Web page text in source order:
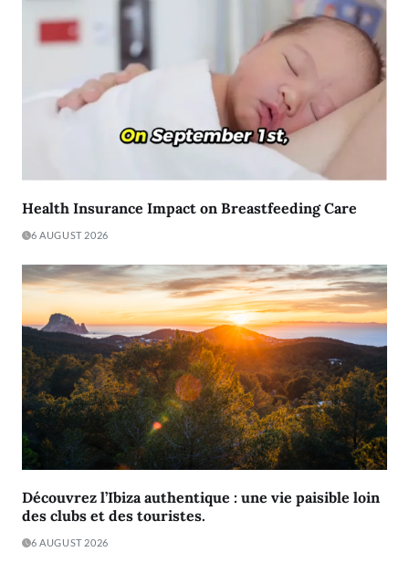
Health Insurance Impact on Breastfeeding Care
6 AUGUST 2026
Découvrez l’Ibiza authentique : une vie paisible loin
des clubs et des touristes.
6 AUGUST 2026